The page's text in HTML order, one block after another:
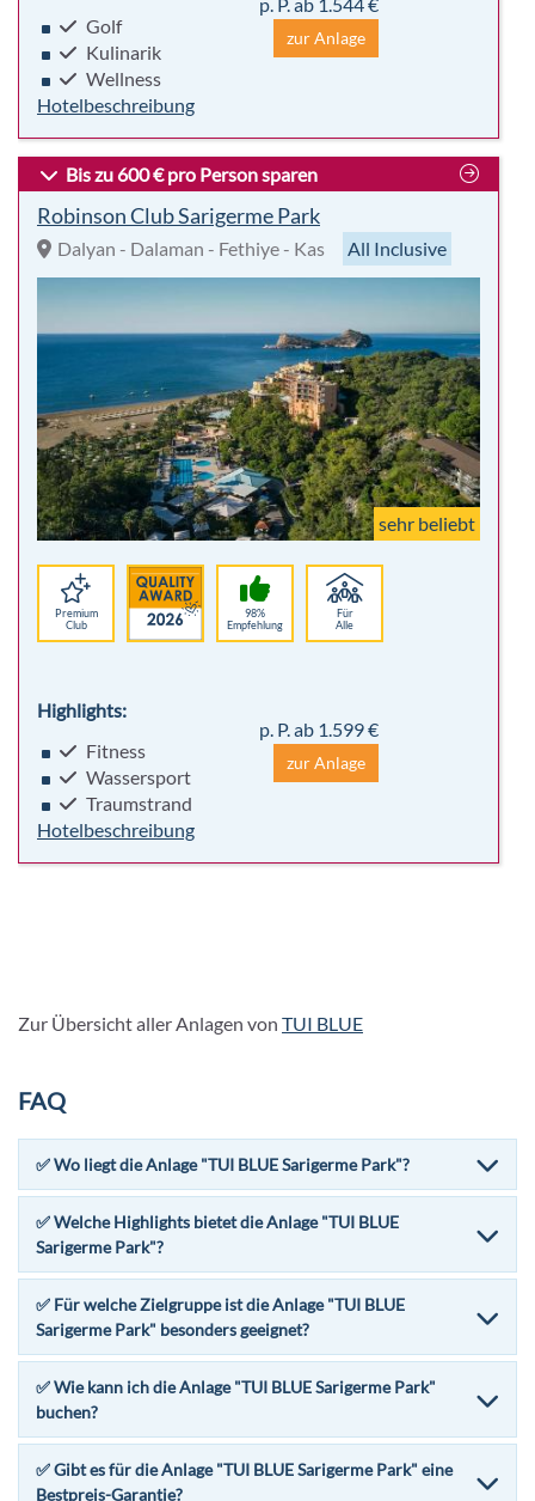
Golf
Kulinarik
Wellness
Hotelbeschreibung
zur Anlage
Bis zu 600 € pro Person sparen
Robinson Club Sarigerme Park
Dalyan - Dalaman - Fethiye - Kas All Inclusive
sehr beliebt
Premium
Club
98%
Empfehlung
Für
Alle
Highlights:
Fitness
Wassersport
Traumstrand
Hotelbeschreibung
p. P. ab 1.599 €
zur Anlage
Zur Übersicht aller Anlagen von TUI BLUE
FAQ
✅ Wo liegt die Anlage "TUI BLUE Sarigerme Park"?
✅ Welche Highlights bietet die Anlage "TUI BLUE
Sarigerme Park"?
✅ Für welche Zielgruppe ist die Anlage "TUI BLUE
Sarigerme Park" besonders geeignet?
✅ Wie kann ich die Anlage "TUI BLUE Sarigerme Park"
buchen?
✅ Gibt es für die Anlage "TUI BLUE Sarigerme Park" eine
Bestpreis-Garantie?